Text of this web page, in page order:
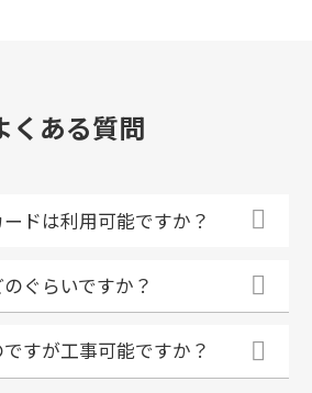
くある質問
ドは利用可能ですか？
ぐらいですか？
すが工事可能ですか？